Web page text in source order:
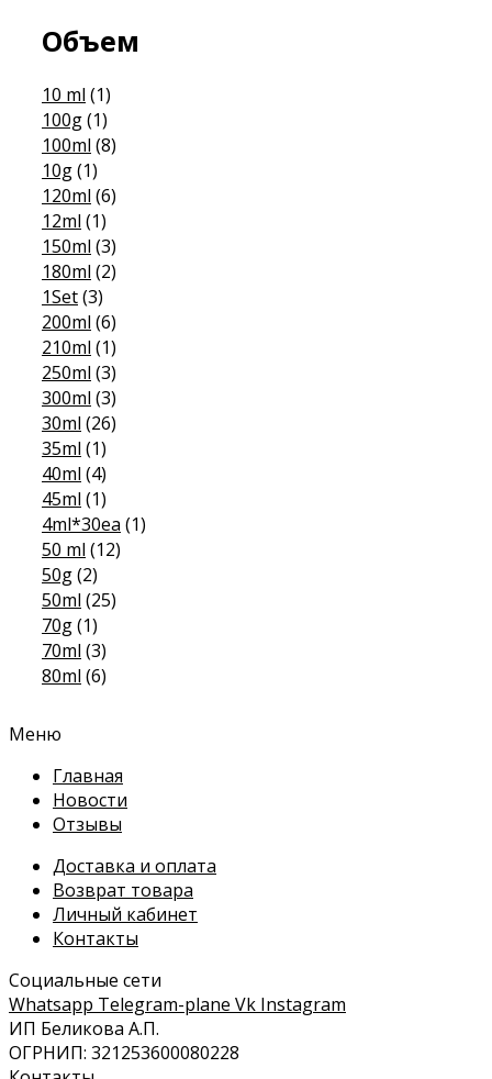
Объем
10 ml (1)
100g(1)
100ml (8)
10g(1)
120ml (6)
12ml (1)
150ml (3)
180ml (2)
1Set(3)
200ml (6)
210ml (1)
250ml (3)
300ml (3)
30ml (26)
35ml (1)
40ml (4)
45ml (1)
4ml*30ea (1)
50 ml (12)
50g(2)
50ml (25)
70g(1)
70ml (3)
80ml (6)
Меню
Главная
Новости
Отзывы
Доставка и оплата
Возврат товара
Личный кабинет
Контакты
Социальные сети
Whatsapp Telegram-plane Vk Instagram
ИП Беликова А.П.
ОГРНИП: 321253600080228